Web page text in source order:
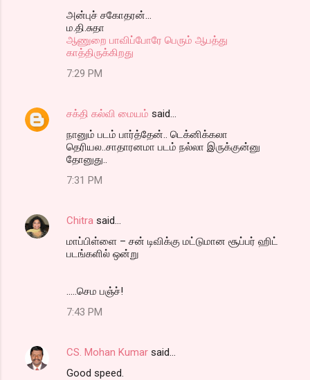
அன்புச் சகோதரன்...
ம.தி.சுதா
ஆணுறை பாவிப்போரே பெரும் ஆபத்து
காத்திருக்கிறது
7:29 PM
சக்தி கல்வி மையம் said…
நானும் படம் பார்த்தேன்.. டெக்னிக்கலா
தெரியல..சாதாரனமா படம் நல்லா இருக்குன்னு
தோனுது..
7:31 PM
Chitra said…
மாப்பிள்ளை – சன் டிவிக்கு மட்டுமான சூப்பர் ஹிட்
படங்களில் ஒன்று
.....செம பஞ்ச்!
7:43 PM
CS. Mohan Kumar said…
Good speed.